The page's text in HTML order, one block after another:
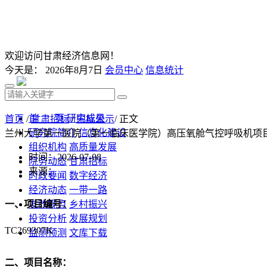
欢迎访问甘肃经济信息网！
今天是： 2026年8月7日 会员中心 信息统计
首 页 研究成果
研究院简介 信息化建设
组织机构 高质量发展
院务动态 甘肃招标
时政要闻 数字经济
经济动态 一带一路
发改视点 乡村振兴
投资分析 发展规划
监测预测 文库下载
首页 /甘肃招标/中标公示/ 正文
兰州大学第一医院（第一临床医学院）高压氧舱气控呼吸机项
时间：2026-07-08
来源：
一、项目编号：
TC269307K
二、项目名称：